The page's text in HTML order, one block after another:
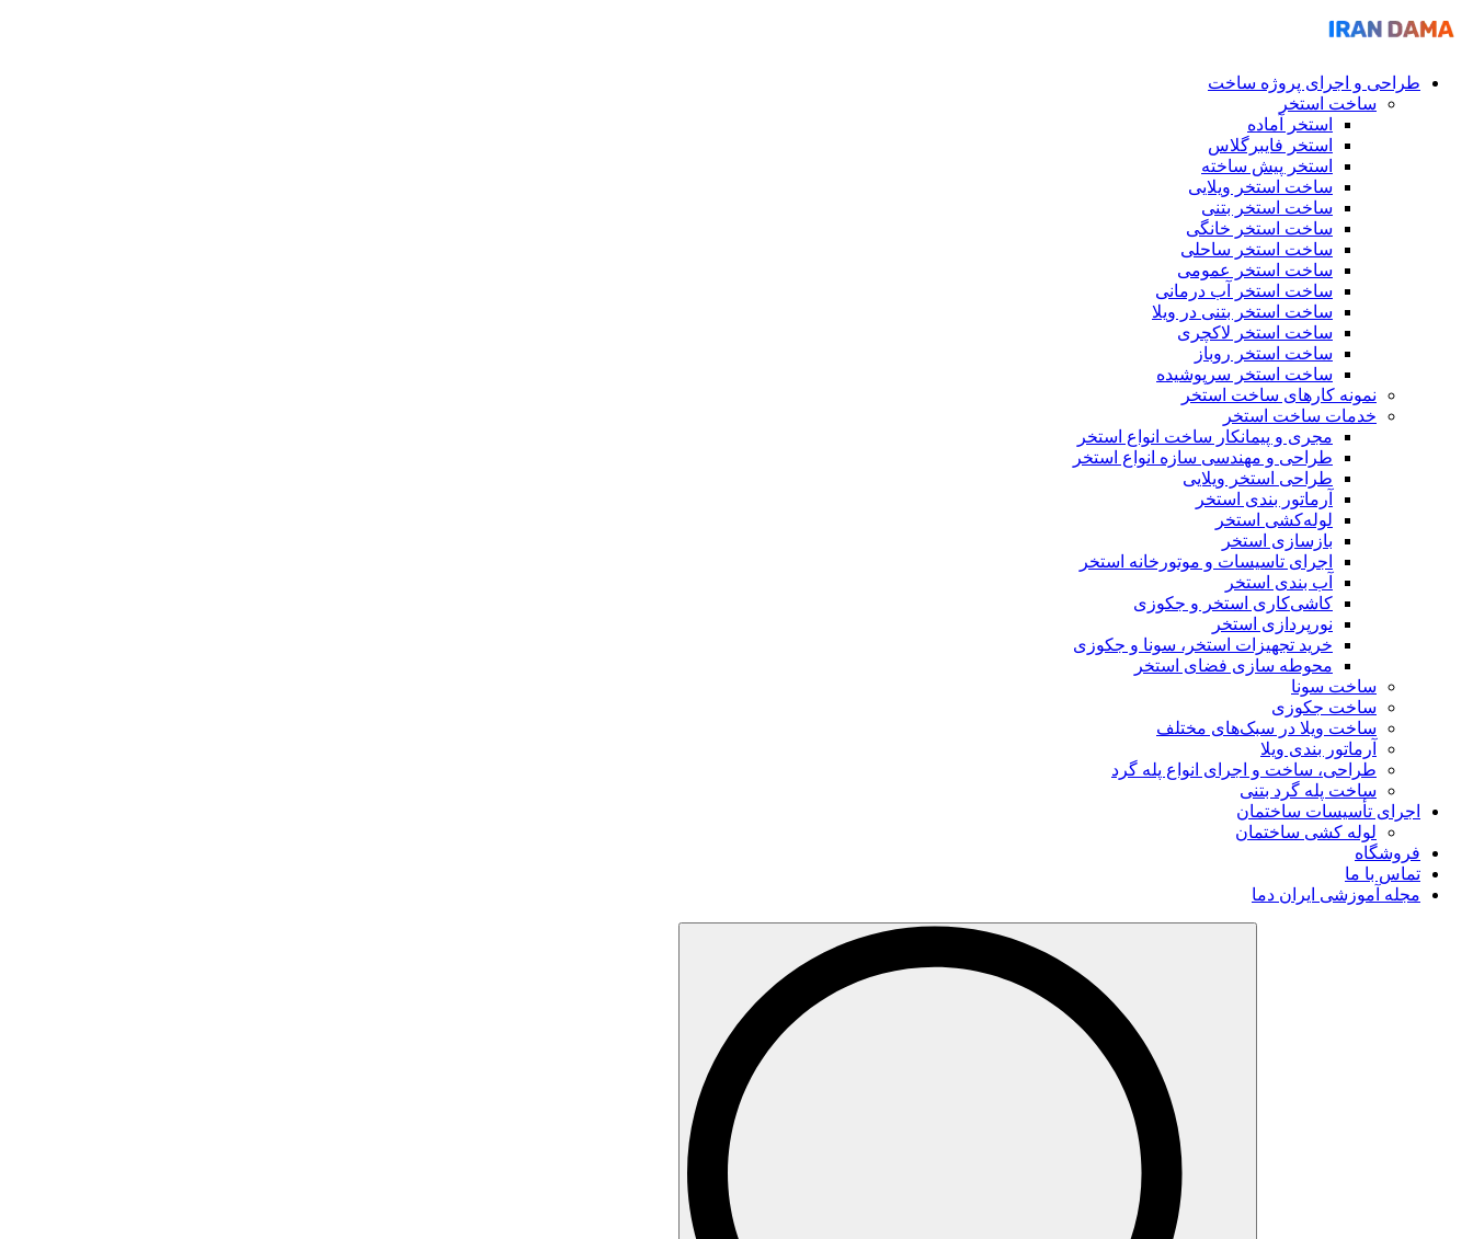
طراحی و اجرای پروژه ساخت
ساخت استخر
استخر آماده
استخر فایبرگلاس
استخر پیش ساخته
ساخت استخر ویلایی
ساخت استخر بتنی
ساخت استخر خانگی
ساخت استخر ساحلی
ساخت استخر عمومی
ساخت استخر آب درمانی
ساخت استخر بتنی در ویلا
ساخت استخر لاکچری
ساخت استخر روباز
ساخت استخر سرپوشیده
نمونه کارهای ساخت استخر
خدمات ساخت استخر
مجری و پیمانکار ساخت انواع استخر
طراحی و مهندسی سازه انواع استخر
طراحی استخر ویلایی
آرماتور بندی استخر
لوله‌کشی استخر
بازسازی استخر
اجرای تاسیسات و موتورخانه استخر
آب‌ بندی استخر
کاشی‌کاری استخر و جکوزی
نورپردازی استخر
خرید تجهیزات استخر، سونا و جکوزی
محوطه‌ سازی فضای استخر
ساخت سونا
ساخت جکوزی
ساخت ویلا در سبک‌های مختلف
آرماتور بندی ویلا
طراحی، ساخت و اجرای انواع پله گرد
ساخت پله گرد بتنی
اجرای تأسیسات ساختمان
لوله کشی ساختمان
فروشگاه
تماس با ما
مجله آموزشی ایران دما